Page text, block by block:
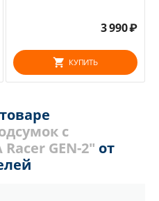
3 990₽
КУПИТЬ
с
GEN-2" от